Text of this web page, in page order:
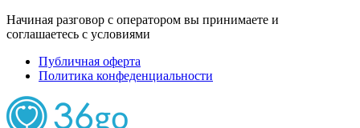
Начиная разговор с оператором вы принимаете и
соглашаетесь с условиями
Публичная оферта
Политика конфеденциальности